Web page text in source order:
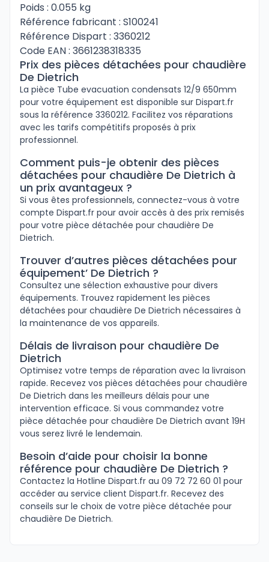
Poids : 0.055 kg
Référence fabricant : S100241
Référence Dispart : 3360212
Code EAN : 3661238318335
Prix des pièces détachées pour chaudière
De Dietrich
La pièce Tube evacuation condensats 12/9 650mm
pour votre équipement est disponible sur Dispart.fr
sous la référence 3360212. Facilitez vos réparations
avec les tarifs compétitifs proposés à prix
professionnel.
Comment puis-je obtenir des pièces
détachées pour chaudière De Dietrich à
un prix avantageux ?
Si vous êtes professionnels, connectez-vous à votre
compte Dispart.fr pour avoir accès à des prix remisés
pour votre pièce détachée pour chaudière De
Dietrich.
Trouver d’autres pièces détachées pour
équipement’ De Dietrich ?
Consultez une sélection exhaustive pour divers
équipements. Trouvez rapidement les pièces
détachées pour chaudière De Dietrich nécessaires à
la maintenance de vos appareils.
Délais de livraison pour chaudière De
Dietrich
Optimisez votre temps de réparation avec la livraison
rapide. Recevez vos pièces détachées pour chaudière
De Dietrich dans les meilleurs délais pour une
intervention efficace. Si vous commandez votre
pièce détachée pour chaudière De Dietrich avant 19H
vous serez livré le lendemain.
Besoin d’aide pour choisir la bonne
référence pour chaudière De Dietrich ?
Contactez la Hotline Dispart.fr au 09 72 72 60 01 pour
accéder au service client Dispart.fr. Recevez des
conseils sur le choix de votre pièce détachée pour
chaudière De Dietrich.